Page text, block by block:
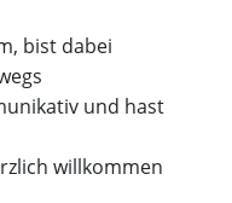
bist dabei
und hast
willkommen